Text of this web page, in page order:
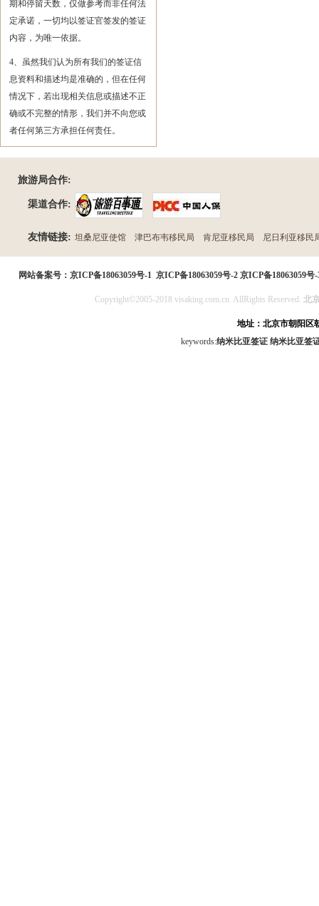
期和停留天数，仅做参考而非任何法
定承诺，一切均以签证官签发的签证
内容，为唯一依据。
4、虽然我们认为所有我们的签证信
息资料和描述均是准确的，但在任何
情况下，若出现相关信息或描述不正
确或不完整的情形，我们并不向您或
者任何第三方承担任何责任。
旅游局合作:
渠道合作:
友情链接: 坦桑尼亚使馆 津巴布韦移民局 肯尼亚移民局 尼日利亚移民
网站备案号： 京ICP备18063059号-1 京ICP备18063059号-2 京ICP备18063059号-
Copyright©2005-2018 visaking.com.cn. AllRights Reserved. 北
地址：北京市朝阳区
keywords:纳米比亚签证 纳米比亚签